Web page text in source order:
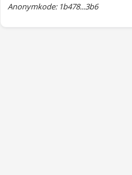
Anonymkode: 1b478...3b6